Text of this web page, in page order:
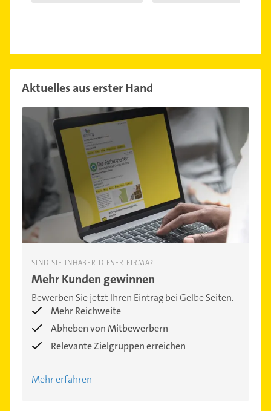
Aktuelles aus erster Hand
SIND SIE INHABER DIESER FIRMA?
Mehr Kunden gewinnen
Bewerben Sie jetzt Ihren Eintrag bei Gelbe Seiten.
Mehr Reichweite
Abheben von Mitbewerbern
Relevante Zielgruppen erreichen
Mehr erfahren